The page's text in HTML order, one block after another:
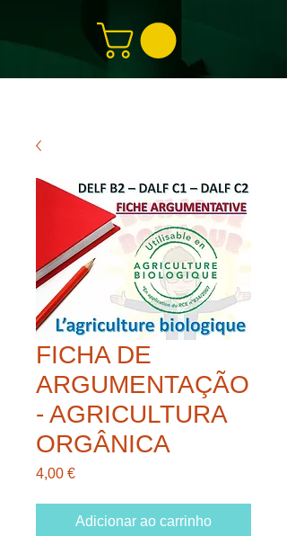
FICHA DE
ARGUMENTAÇÃO
- AGRICULTURA
ORGÂNICA
4,00 €Preço
Adicionar ao carrinho